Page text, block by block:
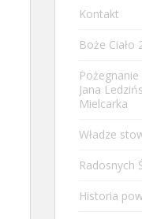
Kontakt
Boże Ciało
Jana
Mielcarka
Władze
Radosnych
Historia